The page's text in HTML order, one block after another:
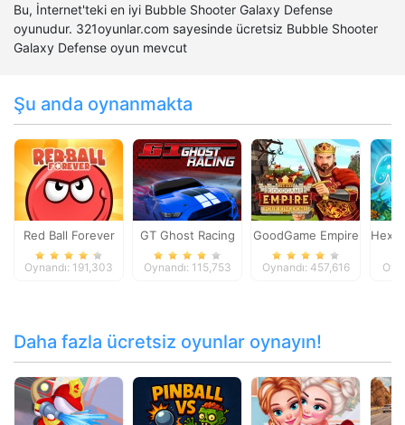
Bu, İnternet'teki en iyi Bubble Shooter Galaxy Defense
oyunudur. 321oyunlar.com sayesinde ücretsiz Bubble Shooter
Galaxy Defense oyun mevcut
Şu anda oynanmakta
Red Ball Forever
Oynandı: 191,303
GT Ghost Racing
Oynandı: 115,753
GoodGame Empire
Oynandı: 457,616
Daha fazla ücretsiz oyunlar oynayın!